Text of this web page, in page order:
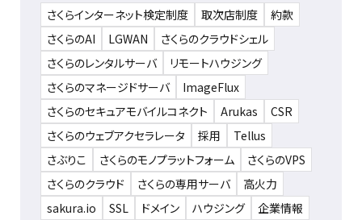
さくらインターネット検定制度 取次店制度
約款
さくらのAI
LGWAN
さくらのクラウドシェル
さくらのレンタルサーバ
リモートハウジング
さくらのマネージドサーバ
ImageFlux
さくらのセキュアモバイルコネクト
Arukas
CSR
さくらのウェブアクセラレータ
採用
Tellus
さぶりこ
さくらのモノプラットフォーム
さくらのVPS
さくらのクラウド
さくらの専用サーバ
高火力
sakura.io
SSL ドメイン ハウジング 企業情報